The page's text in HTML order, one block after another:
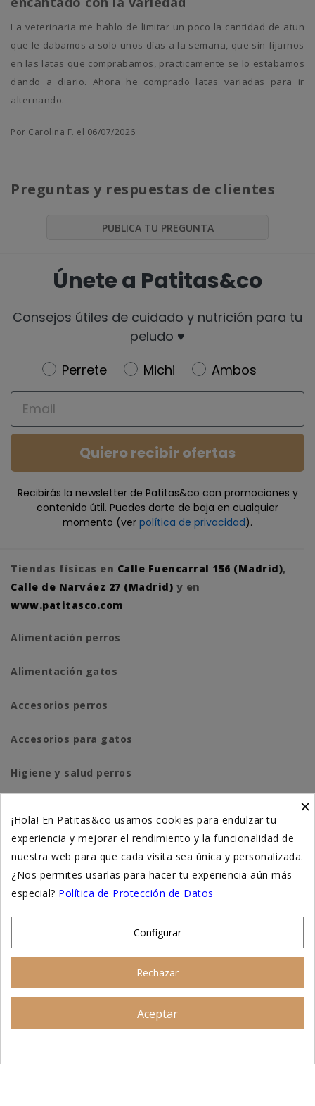
la veterinaria me hablo de limitar un poco la cantidad de atun
que le dabamos a solo unos días a la semana, que sin fijarnos
en las latas que comprabamos, practicamente se lo estabamos
dando a diario. Ahora he comprado latas variadas para ir
alternando.
Por Carolina F. el 06/07/2026
Preguntas y respuestas de clientes
PUBLICA TU PREGUNTA
Únete a Patitas&co
Consejos útiles de cuidado y nutrición para tu
peludo ♥️
Newsletter
Perrete Michi
Ambos
Email
Quiero recibir ofertas
Recibirás la newsletter de Patitas&co con promociones y
contenido útil. Puedes darte de baja en cualquier
momento (ver política de privacidad).
Tiendas físicas en Calle Fuencarral 156 (Madrid),
Calle de Narváez 27 (Madrid) y en
www.patitasco.com
Alimentación perros
Alimentación gatos
Accesorios perros
Accesorios para gatos
Higiene y salud perros
Suplementación natural
Otros
×
¡Hola! En Patitas&co usamos cookies para endulzar tu
experiencia y mejorar el rendimiento y la funcionalidad de
nuestra web para que cada visita sea única y personalizada.
¿Nos permites usarlas para hacer tu experiencia aún más
especial? Política de Protección de Datos
Configurar
Rechazar
Aceptar